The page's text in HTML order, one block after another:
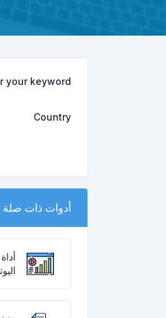
your keyword
Country
أدوات ذات صلة